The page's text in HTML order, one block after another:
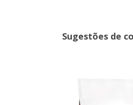
Sugestões de